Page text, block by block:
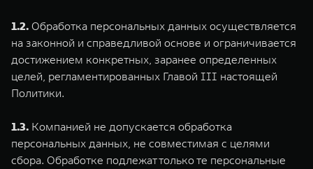
WEY 80 WEY 80 Лаундж
1.2. Обработка персональных данных осуществляется
на законной и справедливой основе и ограничивается
достижением конкретных, заранее определенных
целей, регламентированных Главой III настоящей
Политики.
1.3. Компанией не допускается обработка
персональных данных, не совместимая с целями
сбора. Обработке подлежат только те персональные